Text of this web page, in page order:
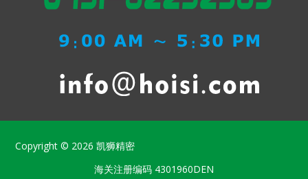
Copyright © 2026凯狮精密
海关注册编码 4301960DEN